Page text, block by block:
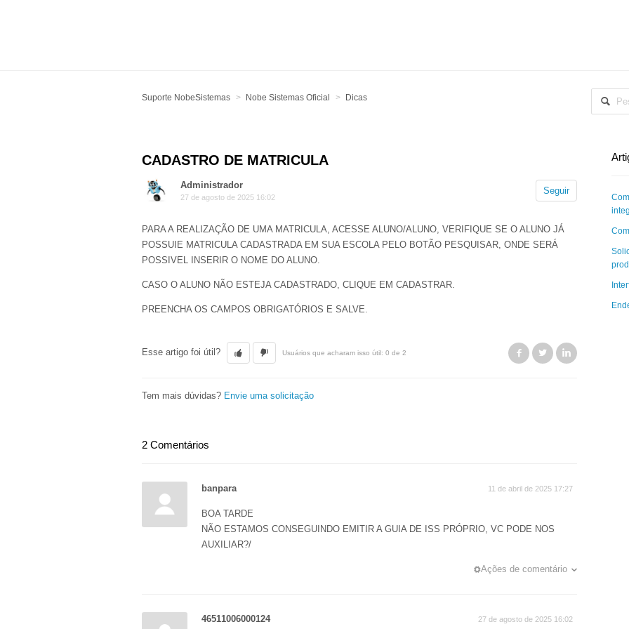
Suporte NobeSistemas Nobe Sistemas Oficial Dicas
CADASTRO DE MATRICULA
Administrador
27 de agosto de 2025 16:02
Seguir
PARA A REALIZAÇÃO DE UMA MATRICULA, ACESSE ALUNO/ALUNO, VERIFIQUE SE O ALUNO JÁ
POSSUIE MATRICULA CADASTRADA EM SUA ESCOLA PELO BOTÃO PESQUISAR, ONDE SERÁ
POSSIVEL INSERIR O NOME DO ALUNO.
CASO O ALUNO NÃO ESTEJA CADASTRADO, CLIQUE EM CADASTRAR.
PREENCHA OS CAMPOS OBRIGATÓRIOS E SALVE.
Esse artigo foi útil? Usuários que acharam isso útil: 0 de 2 Facebook
Twitter
Tem mais dúvidas? Envie uma solicitação
2 Comentários
banpara 11 de abril de 2025 17:27
BOA TARDE
NÃO ESTAMOS CONSEGUINDO EMITIR A GUIA DE ISS PRÓPRIO, VC PODE NOS
AUXILIAR?/
Ações de comentário
46511006000124 27 de agosto de 2025 16:02